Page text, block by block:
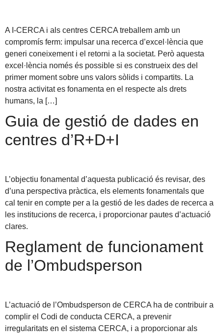
A I-CERCA i als centres CERCA treballem amb un
compromís ferm: impulsar una recerca d’excel·lència que
generi coneixement i el retorni a la societat. Però aquesta
excel·lència només és possible si es construeix des del
primer moment sobre uns valors sòlids i compartits. La
nostra activitat es fonamenta en el respecte als drets
humans, la […]
Guia de gestió de dades en
centres d’R+D+I
L’objectiu fonamental d’aquesta publicació és revisar, des
d’una perspectiva pràctica, els elements fonamentals que
cal tenir en compte per a la gestió de les dades de recerca a
les institucions de recerca, i proporcionar pautes d’actuació
clares.
Reglament de funcionament
de l’Ombudsperson
L’actuació de l’Ombudsperson de CERCA ha de contribuir a
complir el Codi de conducta CERCA, a prevenir
irregularitats en el sistema CERCA, i a proporcionar als